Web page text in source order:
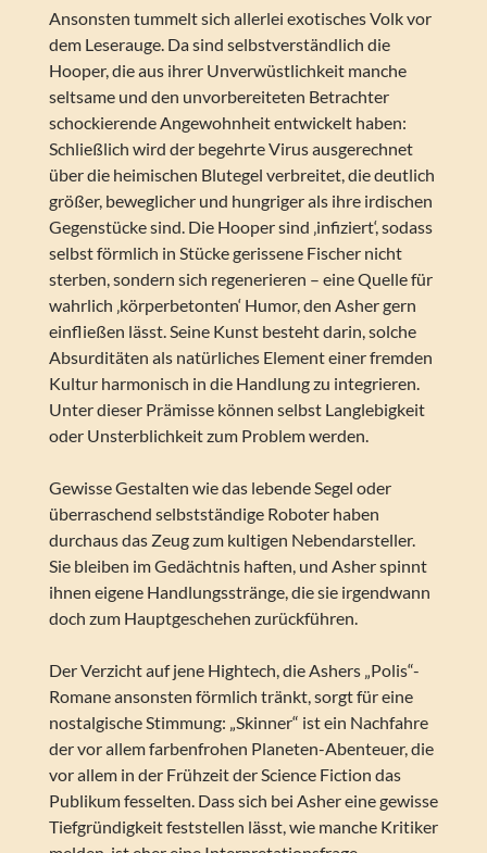
Ansonsten tummelt sich allerlei exotisches Volk vor
dem Leserauge. Da sind selbstverständlich die
Hooper, die aus ihrer Unverwüstlichkeit manche
seltsame und den unvorbereiteten Betrachter
schockierende Angewohnheit entwickelt haben:
Schließlich wird der begehrte Virus ausgerechnet
über die heimischen Blutegel verbreitet, die deutlich
größer, beweglicher und hungriger als ihre irdischen
Gegenstücke sind. Die Hooper sind ‚infiziert‘, sodass
selbst förmlich in Stücke gerissene Fischer nicht
sterben, sondern sich regenerieren – eine Quelle für
wahrlich ‚körperbetonten‘ Humor, den Asher gern
einfließen lässt. Seine Kunst besteht darin, solche
Absurditäten als natürliches Element einer fremden
Kultur harmonisch in die Handlung zu integrieren.
Unter dieser Prämisse können selbst Langlebigkeit
oder Unsterblichkeit zum Problem werden.
Gewisse Gestalten wie das lebende Segel oder
überraschend selbstständige Roboter haben
durchaus das Zeug zum kultigen Nebendarsteller.
Sie bleiben im Gedächtnis haften, und Asher spinnt
ihnen eigene Handlungsstränge, die sie irgendwann
doch zum Hauptgeschehen zurückführen.
Der Verzicht auf jene Hightech, die Ashers „Polis“-
Romane ansonsten förmlich tränkt, sorgt für eine
nostalgische Stimmung: „Skinner“ ist ein Nachfahre
der vor allem farbenfrohen Planeten-Abenteuer, die
vor allem in der Frühzeit der Science Fiction das
Publikum fesselten. Dass sich bei Asher eine gewisse
Tiefgründigkeit feststellen lässt, wie manche Kritiker